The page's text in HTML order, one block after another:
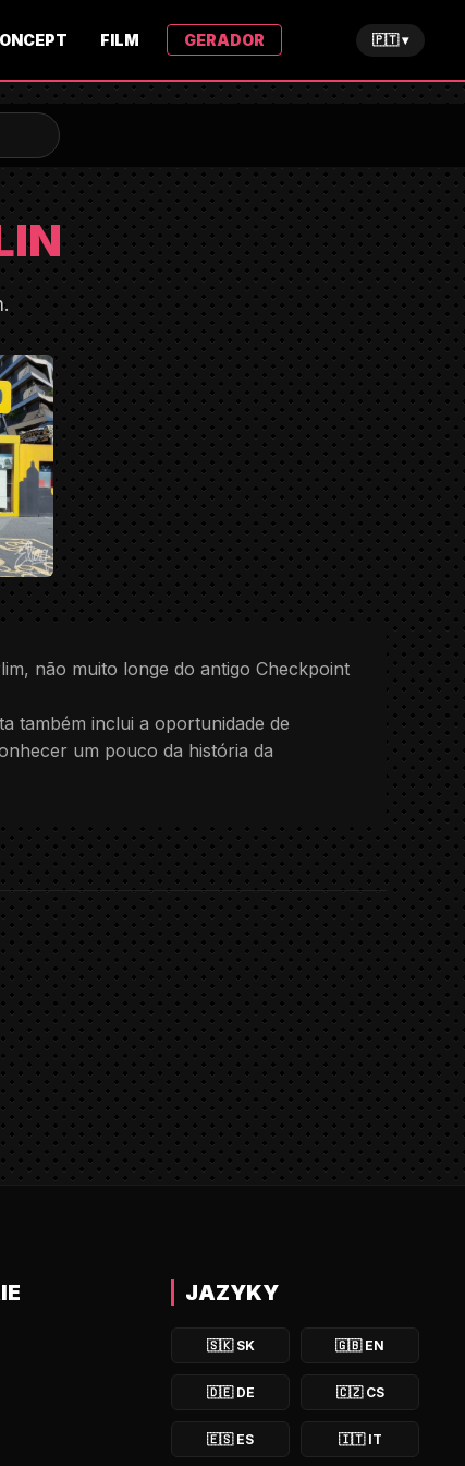
FILM GERADOR 🇵🇹 ▾
não muito longe do antigo Checkpoint
também inclui a oportunidade de
um pouco da história da
JAZYKY
🇸🇰 SK 🇬🇧 EN
🇩🇪 DE 🇨🇿 CS
🇪🇸 ES 🇮🇹 IT